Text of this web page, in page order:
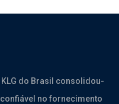
KLG do Brasil consolidou-
no fornecimento